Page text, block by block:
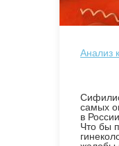
Анализ
самых
в
Что бы